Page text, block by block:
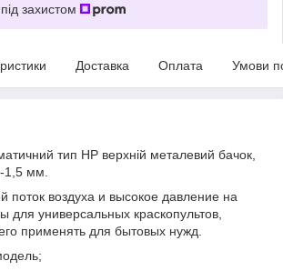
захистом
Доставка Оплата Умови
тип HP верхній металевий бачок,
1,5 мм.
поток воздуха и высокое давление на
для универсальных краскопультов,
применять для бытовых нужд.